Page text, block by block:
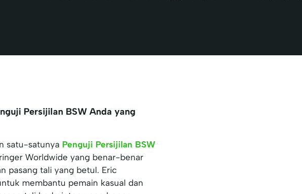
Persijilan BSW Anda yang
satu-satunya Penguji Persijilan BSW
Worldwide yang benar-benar
pasang tali yang betul. Eric
membantu pemain kasual dan